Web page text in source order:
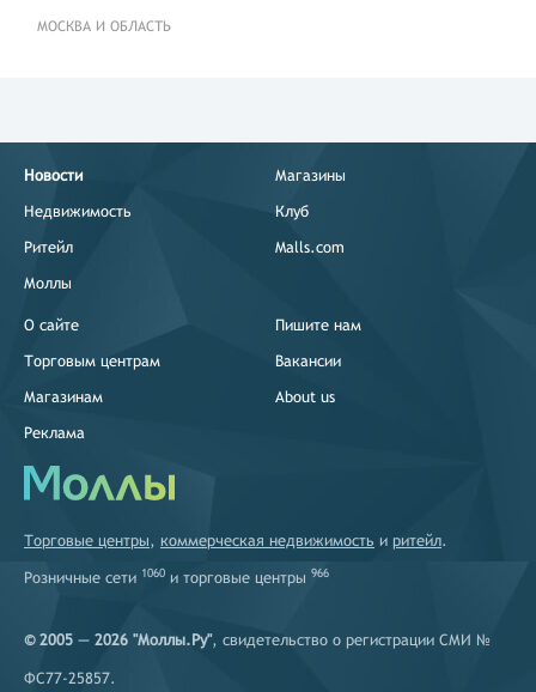
МОСКВА И ОБЛАСТЬ
Новости
Недвижимость
Ритейл
Моллы
Магазины
Клуб
Malls.com
О сайте
Торговым центрам
Магазинам
Реклама
Пишите нам
Вакансии
About us
Торговые центры, коммерческая недвижимость и ритейл.
Розничные сети 1060 и торговые центры 966
© 2005 — 2026 "Моллы.Ру", свидетельство о регистрации СМИ №
ФС77-25857.